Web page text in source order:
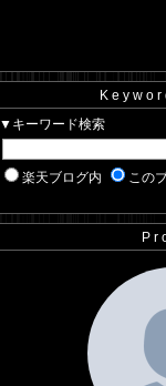
▼キーワード検索
楽天ブログ内 この